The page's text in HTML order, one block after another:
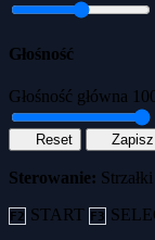
Głośność
Głośność główna
Reset Zapisz
Sterowanie:
F2 START F3